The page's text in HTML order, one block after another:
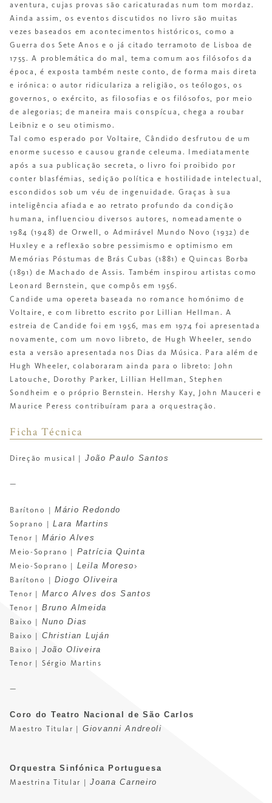
aventura, cujas provas são caricaturadas num tom mordaz.
Ainda assim, os eventos discutidos no livro são muitas
vezes baseados em acontecimentos históricos, como a
Guerra dos Sete Anos e o já citado terramoto de Lisboa de
1755. A problemática do mal, tema comum aos filósofos da
época, é exposta também neste conto, de forma mais direta
e irónica: o autor ridiculariza a religião, os teólogos, os
governos, o exército, as filosofias e os filósofos, por meio
de alegorias; de maneira mais conspícua, chega a roubar
Leibniz e o seu otimismo.
Tal como esperado por Voltaire, Cândido desfrutou de um
enorme sucesso e causou grande celeuma. Imediatamente
após a sua publicação secreta, o livro foi proibido por
conter blasfémias, sedição política e hostilidade intelectual,
escondidos sob um véu de ingenuidade. Graças à sua
inteligência afiada e ao retrato profundo da condição
humana, influenciou diversos autores, nomeadamente o
1984 (1948) de Orwell, o Admirável Mundo Novo (1932) de
Huxley e a reflexão sobre pessimismo e optimismo em
Memórias Póstumas de Brás Cubas (1881) e Quincas Borba
(1891) de Machado de Assis. Também inspirou artistas como
Leonard Bernstein, que compôs em 1956.
Candide uma opereta baseada no romance homónimo de
Voltaire, e com libretto escrito por Lillian Hellman. A
estreia de Candide foi em 1956, mas em 1974 foi apresentada
novamente, com um novo libreto, de Hugh Wheeler, sendo
esta a versão apresentada nos Dias da Música. Para além de
Hugh Wheeler, colaboraram ainda para o libreto: John
Latouche, Dorothy Parker, Lillian Hellman, Stephen
Sondheim e o próprio Bernstein. Hershy Kay, John Mauceri e
Maurice Peress contribuíram para a orquestração.
Ficha Técnica
Direção musical | João Paulo Santos
—
Barítono | Mário Redondo
Soprano |Lara Martins
Tenor | Mário Alves
Meio-Soprano | Patrícia Quinta
Meio-Soprano | Leila Moreso>
Barítono | Diogo Oliveira
Tenor | Marco Alves dos Santos
Tenor | Bruno Almeida
Baixo | Nuno Dias
Baixo | Christian Luján
Baixo | João Oliveira
Tenor | Sérgio Martins
—
Coro do Teatro Nacional de São Carlos
Maestro Titular | Giovanni Andreoli
Orquestra Sinfónica Portuguesa
Maestrina Titular |Joana Carneiro